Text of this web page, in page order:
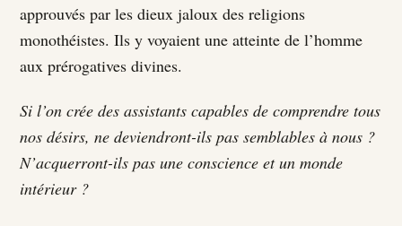
approuvés par les dieux jaloux des religions
monothéistes. Ils y voyaient une atteinte de l’homme
aux prérogatives divines.
Si l’on crée des assistants capables de comprendre tous
nos désirs, ne deviendront-ils pas semblables à nous ?
N’acquerront-ils pas une conscience et un monde
intérieur ?